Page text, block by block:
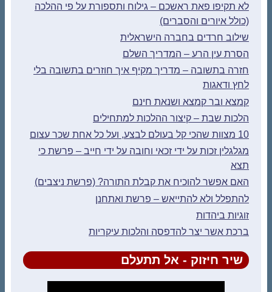
לא תקיפו פאת ראשכם – גילוח ותספורת על פי ההלכה
(כולל איורים והסברים)
שילוב חרדים בחברה הישראלית
הסרת עין הרע – המדריך השלם
חזרה בתשובה – מדריך מקיף איך חוזרים בתשובה בלי
לחץ ודאגות
קמצא ובר קמצא ושנאת חינם
הלכות שבת – קיצור ההלכות למתחילים
10 מצוות שהכי קל בעולם לבצע, ועל כל אחת שכר עצום
מגלגלין זכות על ידי זכאי וחובה על ידי חייב – פרשת כי
תצא
האם אפשר להוכיח את קבלת התורה? (פרשת ניצבים)
להתפלל ולא להתייאש – פרשת ואתחנן
זוגיות ביהדות
ברכת אשר יצר להדפסה והלכות עיקריות
שיר חיזוק - אל תתעלם